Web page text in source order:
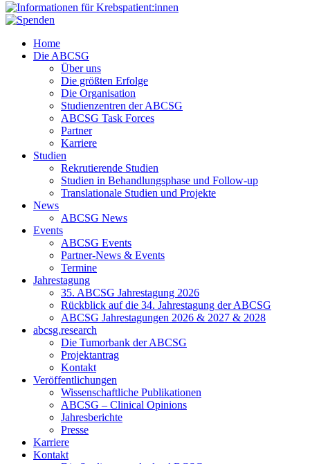
Home
Die ABCSG
Über uns
Die größten Erfolge
Die Organisation
Studienzentren der ABCSG
ABCSG Task Forces
Partner
Karriere
Studien
Rekrutierende Studien
Studien in Behandlungsphase und Follow-up
Translationale Studien und Projekte
News
ABCSG News
Events
ABCSG Events
Partner-News & Events
Termine
Jahrestagung
35. ABCSG Jahrestagung 2026
Rückblick auf die 34. Jahrestagung der ABCSG
ABCSG Jahrestagungen 2026 & 2027 & 2028
abcsg.research
Die Tumorbank der ABCSG
Projektantrag
Kontakt
Veröffentlichungen
Wissenschaftliche Publikationen
ABCSG – Clinical Opinions
Jahresberichte
Presse
Karriere
Kontakt